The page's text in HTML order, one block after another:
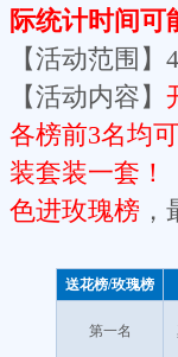
际统计时间可
【活动范围】
【活动内容】
各榜前3名均
装套装一套！
色进玫瑰榜
送花榜/玫瑰榜
第一名